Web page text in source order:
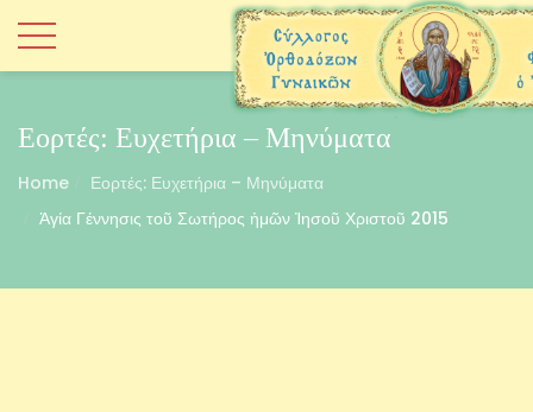
Εορτές: Ευχετήρια – Μηνύματα
Home
Εορτές: Ευχετήρια – Μηνύματα
Ἁγία Γέννησις τοῦ Σωτήρος ἡμῶν Ἰησοῦ Χριστοῦ 2015